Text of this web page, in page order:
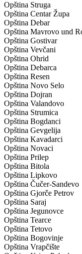
Opština Struga
Opština Centar Župa
Opština Debar
Opština Mavrovo und
Opština Gostivar
Opština Vevčani
Opština Ohrid
Opština Debarca
Opština Resen
Opština Novo Selo
Opština Dojran
Opština Valandovo
Opština Strumica
Opština Bogdanci
Opština Gevgelija
Opština Kavadarci
Opština Novaci
Opština Prilep
Opština Bitola
Opština Lipkovo
Opština Čučer-Sandevo
Opština Gjorče Petrov
Opština Saraj
Opština Jegunovce
Opština Tearce
Opština Tetovo
Opština Bogovinje
Opština Vrapčište